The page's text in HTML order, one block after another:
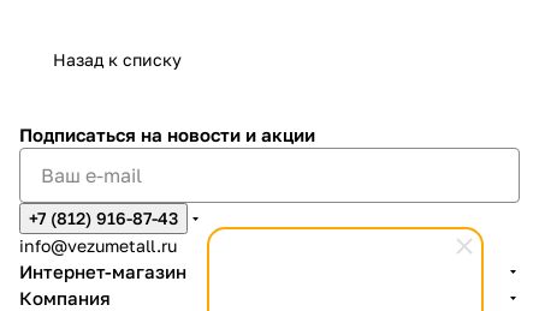
Назад к списку
Подписаться на новости и акции
+7 (812) 916-87-43
info@vezumetall.ru
Интернет-магазин
Компания